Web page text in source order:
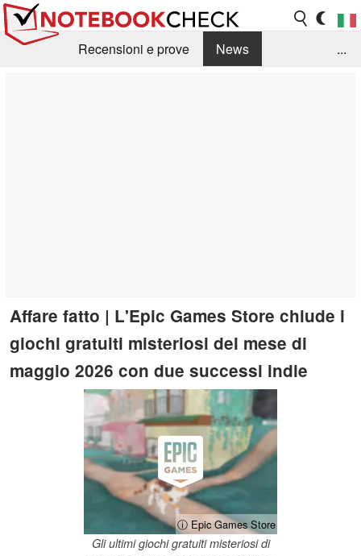
Recensioni e prove
News
...
Affare fatto | L'Epic Games Store chiude i
giochi gratuiti misteriosi del mese di
maggio 2026 con due successi indie
ⓘ Epic Games Store
Gli ultimi giochi gratuiti misteriosi di